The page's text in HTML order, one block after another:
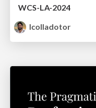
WCS-LA-2024
lcolladotor